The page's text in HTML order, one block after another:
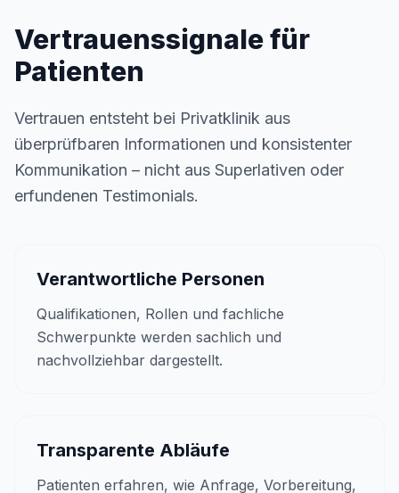
Vertrauenssignale für
Patienten
Vertrauen entsteht bei Privatklinik aus
überprüfbaren Informationen und konsistenter
Kommunikation – nicht aus Superlativen oder
erfundenen Testimonials.
Verantwortliche Personen
Qualifikationen, Rollen und fachliche
Schwerpunkte werden sachlich und
nachvollziehbar dargestellt.
Transparente Abläufe
Patienten erfahren, wie Anfrage, Vorbereitung,